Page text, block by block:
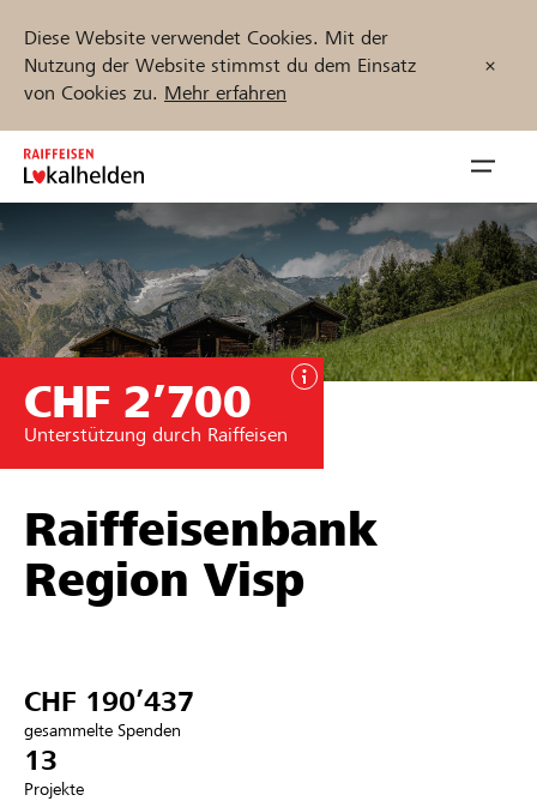
Diese Website verwendet Cookies. Mit der
Nutzung der Website stimmst du dem Einsatz
von Cookies zu. Mehr erfahren
Zum
Inhalt
springen
öffnen
Unterstützen
Hilfe & Support
Partner / Raiffeisenbank
Anmelden
Registrieren
Projekte und Organisationen finden
Jetzt starten
CHF 2’700
Unterstützung durch Raiffeisen
Raiffeisenbank
Region Visp
CHF 190’437
gesammelte Spenden
13
Projekte